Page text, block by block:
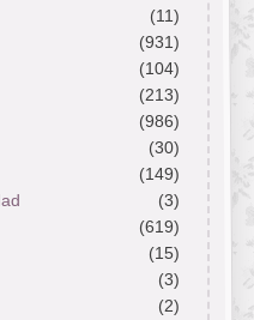
(11)
(931)
(104)
(213)
(986)
(30)
(149)
(3)
(619)
(15)
(3)
(2)